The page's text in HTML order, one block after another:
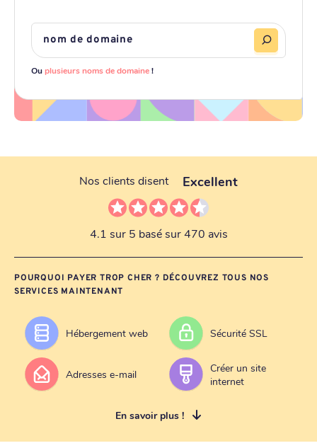
Ouplusieurs noms de domaine!
Nos clients disent Excellent
4.1 sur 5 basé sur 470 avis
POURQUOI PAYER TROP CHER ? DÉCOUVREZ TOUS NOS
SERVICES MAINTENANT
Hébergement web Sécurité SSL
Adresses e-mail
Créer un site
internet
En savoir plus !